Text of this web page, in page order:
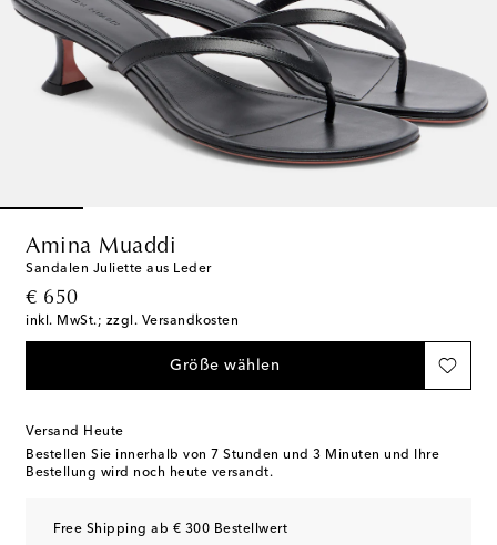
Amina Muaddi
Sandalen Juliette aus Leder
€ 650
original price
inkl. MwSt.; zzgl. Versandkosten
Größe wählen
Versand Heute
Bestellen Sie innerhalb von 7 Stunden und 3 Minuten und Ihre
Bestellung wird noch heute versandt.
Free Shipping ab € 300 Bestellwert